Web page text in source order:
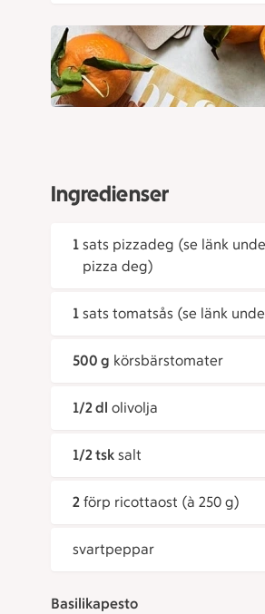
Ingredienser
1 sats pizzadeg (se länk
pizza deg)
1 sats tomatsås (se länk
500 g körsbärstomater
1/2 dl olivolja
1/2 tsk salt
2 förp ricottaost (à 250 g)
svartpeppar
Basilikapesto